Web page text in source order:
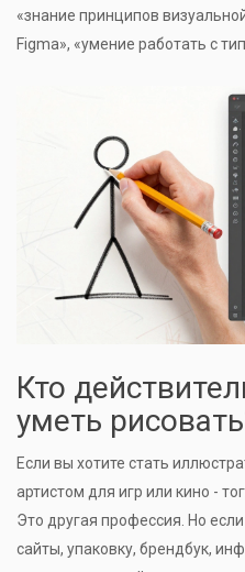
«знание принципов
Figma», «умение работать с
Кто
уметь
Если вы хотите стать
артистом для игр или кино -
Это другая профессия. Но
сайты, упаковку, брендбук,